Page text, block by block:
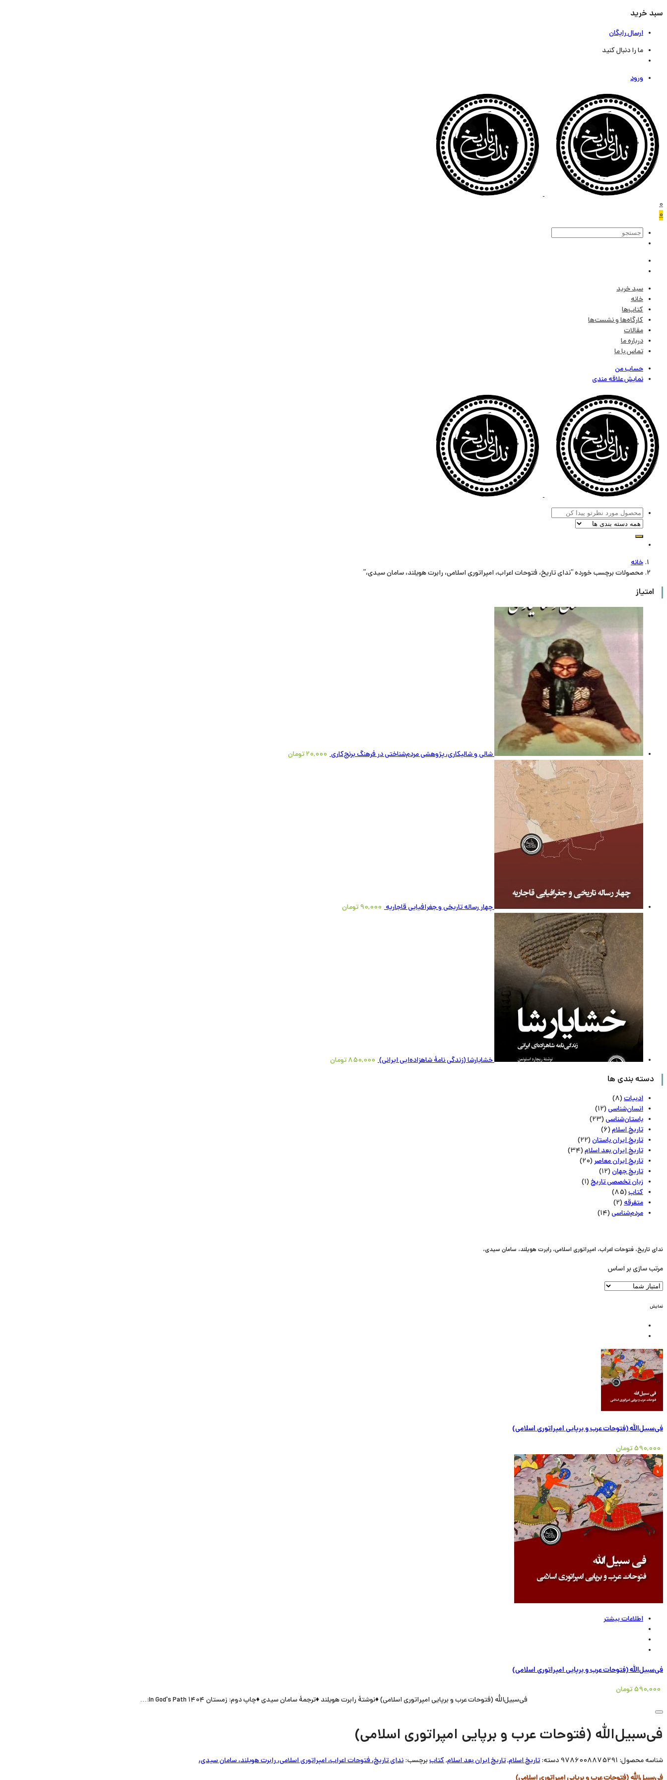
سبد خرید
ارسال رایگان
ما را دنبال کنید
ورود
0
0
سبد خرید
خانه
کتاب‌ها
کارگاه‌ها و نشست‌ها
مقالات
درباره ما
تماس با ما
حساب من
نمایش علاقه مندی
خانه
محصولات برچسب خورده “ندای تاریخ، فتوحات اعراب، امپراتوری اسلامی، رابرت هویلند، سامان سیدی،”
امتیاز
شالی و شالیکاری، پژوهشی مردم‌شناختی در فرهنگ برنج‌کاری 20,000تومان
چهار رساله تاریخی و جغرافیایی قاجاریه 90,000تومان
خشایارشا (زندگی نامۀ شاهزاده‌ایی ایرانی) 850,000تومان
دسته بندی ها
ادبیات(8)
انسان‌شناسی(12)
باستان‌شناسی(23)
تاریخ اسلام(6)
تاریخ ایران باستان(22)
تاریخ ایران بعد اسلام(34)
تاریخ ایران معاصر(20)
تاریخ جهان(12)
زبان تخصصی تاریخ(1)
کتاب(85)
متفرقه(2)
مردم‌شناسی(14)
ندای تاریخ، فتوحات اعراب، امپراتوری اسلامی، رابرت هویلند، سامان سیدی،
مرتب سازی بر اساس
نمایش
فی‌سبیل‌الله (فتوحات عرب و برپایی امپراتوری اسلامی)
590,000تومان
اطلاعات بیشتر
فی‌سبیل‌الله (فتوحات عرب و برپایی امپراتوری اسلامی)
590,000تومان
فی‌سبیل‌الله (فتوحات عرب و برپایی امپراتوری اسلامی) ♦نوشتۀ رابرت هویلند ♦ترجمۀ سامان سیدی ♦چاپ دوم: زمستان 1404 In God's Path:…
فی‌سبیل‌الله (فتوحات عرب و برپایی امپراتوری اسلامی)
شناسه محصول: 9786008875291دسته:تاریخ اسلام,تاریخ ایران بعد اسلام,کتاببرچسب:ندای تاریخ، فتوحات اعراب، امپراتوری اسلامی، رابرت هویلند، سامان سیدی،